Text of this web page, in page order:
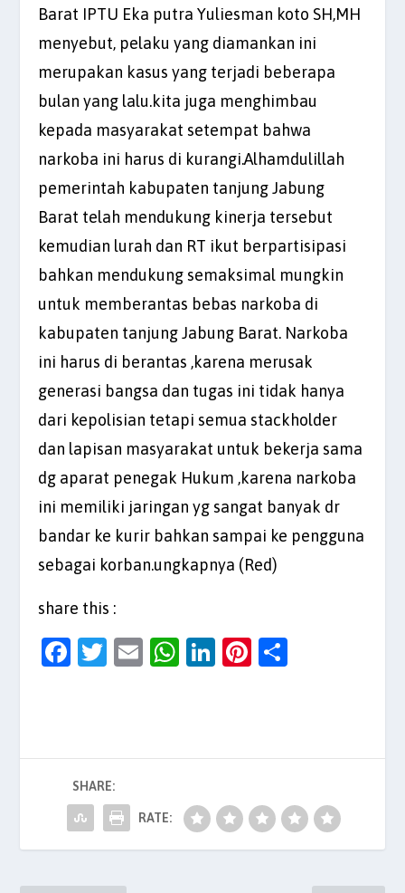
Barat IPTU Eka putra Yuliesman koto SH,MH
menyebut, pelaku yang diamankan ini
merupakan kasus yang terjadi beberapa
bulan yang lalu.kita juga menghimbau
kepada masyarakat setempat bahwa
narkoba ini harus di kurangi.Alhamdulillah
pemerintah kabupaten tanjung Jabung
Barat telah mendukung kinerja tersebut
kemudian lurah dan RT ikut berpartisipasi
bahkan mendukung semaksimal mungkin
untuk memberantas bebas narkoba di
kabupaten tanjung Jabung Barat. Narkoba
ini harus di berantas ,karena merusak
generasi bangsa dan tugas ini tidak hanya
dari kepolisian tetapi semua stackholder
dan lapisan masyarakat untuk bekerja sama
dg aparat penegak Hukum ,karena narkoba
ini memiliki jaringan yg sangat banyak dr
bandar ke kurir bahkan sampai ke pengguna
sebagai korban.ungkapnya (Red)
share this :
F
b
o
o
k
T
E
W
A
p
p
Li
dI
n
Pi
t
SHARE:
RATE: